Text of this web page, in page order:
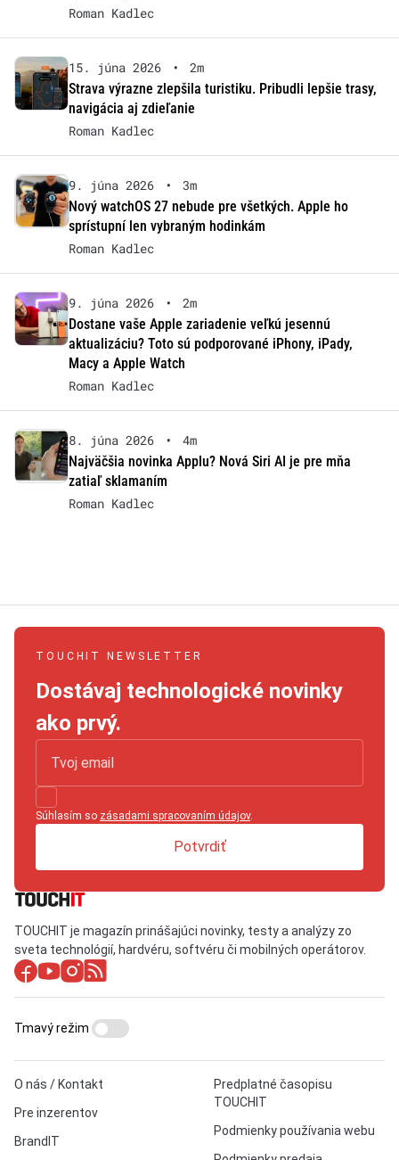
Roman Kadlec
15. júna 2026 •
2m
Strava výrazne zlepšila turistiku. Pribudli lepšie trasy,
navigácia aj zdieľanie
Roman Kadlec
9. júna 2026 •
3m
Nový watchOS 27 nebude pre všetkých. Apple ho
sprístupní len vybraným hodinkám
Roman Kadlec
9. júna 2026 •
2m
Dostane vaše Apple zariadenie veľkú jesennú
aktualizáciu? Toto sú podporované iPhony, iPady,
Macy a Apple Watch
Roman Kadlec
8. júna 2026 •
4m
Najväčšia novinka Applu? Nová Siri AI je pre mňa
zatiaľ sklamaním
Roman Kadlec
TOUCHIT NEWSLETTER
Dostávaj technologické novinky
ako prvý.
Súhlasím so zásadami spracovaním údajov.
Potvrdiť
TOUCHIT je magazín prinášajúci novinky, testy a analýzy zo
sveta technológií, hardvéru, softvéru či mobilných operátorov.
O nás / Kontakt
Pre inzerentov
BrandIT
Predplatné časopisu
TOUCHIT
Podmienky používania webu
Tmavý režim